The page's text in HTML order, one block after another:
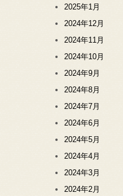
2025年1月
2024年12月
2024年11月
2024年10月
2024年9月
2024年8月
2024年7月
2024年6月
2024年5月
2024年4月
2024年3月
2024年2月